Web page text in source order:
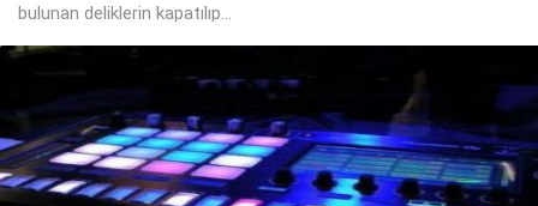
bulunan deliklerin kapatılıp...